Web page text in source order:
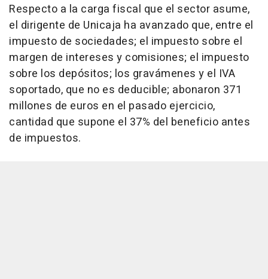
Respecto a la carga fiscal que el sector asume,
el dirigente de Unicaja ha avanzado que, entre el
impuesto de sociedades; el impuesto sobre el
margen de intereses y comisiones; el impuesto
sobre los depósitos; los gravámenes y el IVA
soportado, que no es deducible; abonaron 371
millones de euros en el pasado ejercicio,
cantidad que supone el 37% del beneficio antes
de impuestos.